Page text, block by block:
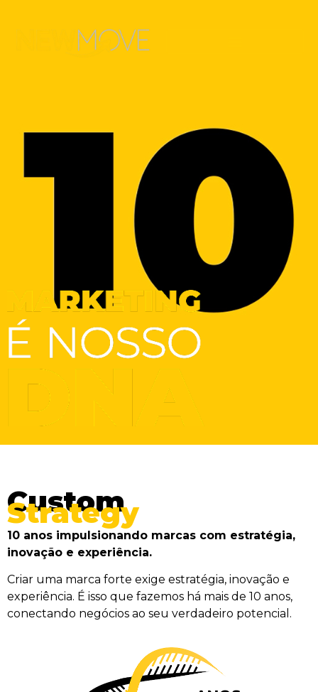
Custom
Strategy
10 anos impulsionando marcas com estratégia,
inovação e experiência.
Criar uma marca forte exige estratégia, inovação e
experiência. É isso que fazemos há mais de 10 anos,
conectando negócios ao seu verdadeiro potencial.